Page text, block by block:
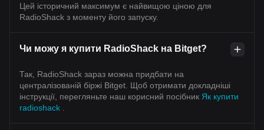
Цей історичний максимум є найвищою ціною для
RadioShack з моменту його запуску.
Чи можу я купити RadioShack на Bitget?
Так, RadioShack зараз можна придбати на
централізованій біржі Bitget. Щоб отримати докладніші
інструкції, перегляньте наш корисний посібник Як купити
radioshack